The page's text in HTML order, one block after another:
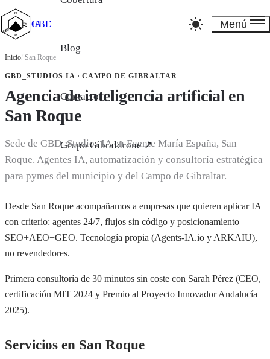
GBD_Studios IA
Blog
Contacto
Grupo Gibraldrone ↗
Menú
Inicio San Roque
GBD_STUDIOS IA · CAMPO DE GIBRALTAR
Agencia de inteligencia artificial en
San Roque
Sede de GBD_Studios IA en Fuente María España, San
Roque. Agentes IA, automatización y consultoría estratégica
para pymes del municipio y del Campo de Gibraltar.
Desde San Roque acompañamos a empresas que quieren aplicar IA
con criterio: agentes 24/7, flujos sin código y posicionamiento
SEO+AEO+GEO. Tecnología propia (Agents-IA.io y ARKAIU),
no revendedores.
Primera consultoría de 30 minutos sin coste con Sarah Pérez (CEO,
certificación MIT 2024 y Premio al Proyecto Innovador Andalucía
2025).
Servicios en San Roque